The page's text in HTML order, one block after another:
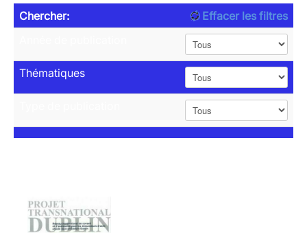
Chercher:
Effacer les filtres
Thématiques